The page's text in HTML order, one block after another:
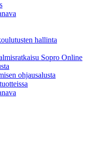
hallinta
Sopro Online
ohjausalusta